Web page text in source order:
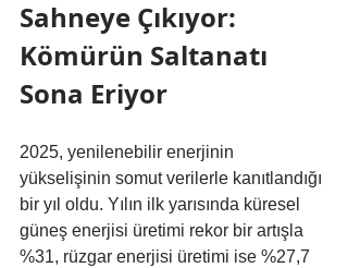
Sahneye Çıkıyor:
Kömürün Saltanatı
Sona Eriyor
2025, yenilenebilir enerjinin
yükselişinin somut verilerle kanıtlandığı
bir yıl oldu. Yılın ilk yarısında küresel
güneş enerjisi üretimi rekor bir artışla
%31, rüzgar enerjisi üretimi ise %27,7